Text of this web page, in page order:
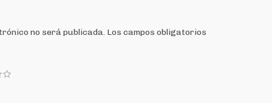
no será publicada. Los campos obligatorios